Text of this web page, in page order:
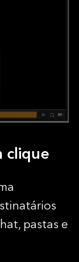
clique
pastas e